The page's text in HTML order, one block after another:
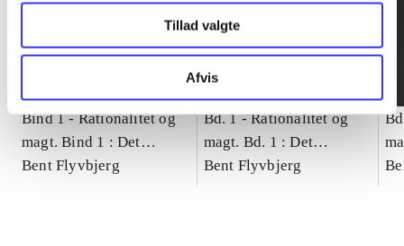
Tillad valgte
Afvis
Bind 1 -Rationalitet og
magt. Bind 1 : Det
konkretes videnskab
Bent Flyvbjerg
Bd. 1 -Rationalitet og
magt. Bd. 1 : Det
konkretes videnskab
Bent Flyvbjerg